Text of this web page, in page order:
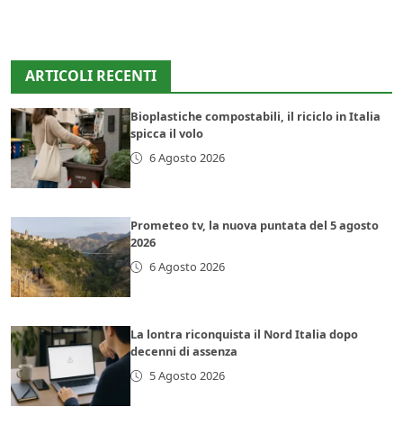
ARTICOLI RECENTI
Bioplastiche compostabili, il riciclo in Italia
spicca il volo
6 Agosto 2026
Prometeo tv, la nuova puntata del 5 agosto
2026
6 Agosto 2026
La lontra riconquista il Nord Italia dopo
decenni di assenza
5 Agosto 2026